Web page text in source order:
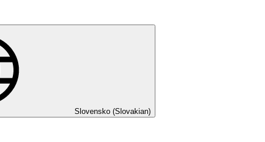
Slovensko (Slovakian)